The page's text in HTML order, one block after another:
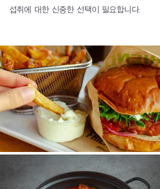
섭취에 대한 신중한 선택이 필요합니다.